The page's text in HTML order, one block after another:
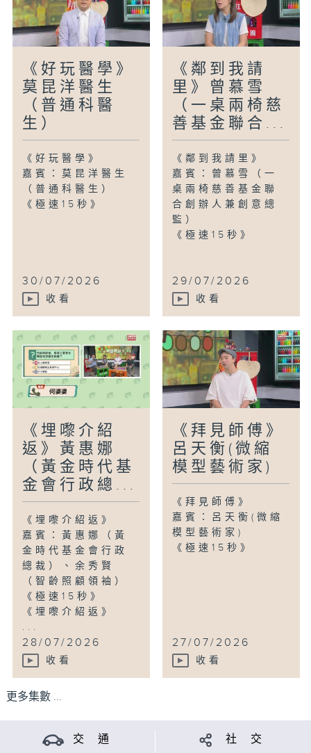
《好玩醫學》
莫昆洋醫生
（普通科醫
生）
《好玩醫學》
嘉賓：莫昆洋醫生
（普通科醫生）
《極速15秒》
30/07/2026
收看
《鄰到我請
里》曾慕雪
（一桌兩椅慈
善基金聯合...
《鄰到我請里》
嘉賓：曾慕雪（一
桌兩椅慈善基金聯
合創辦人兼創意總
監）
《極速15秒》
29/07/2026
收看
《埋嚟介紹
返》黃惠娜
（黃金時代基
金會行政總...
《埋嚟介紹返》
嘉賓：黃惠娜（黃
金時代基金會行政
總裁）、余秀賢
（智齡照顧領袖）
《極速15秒》
《埋嚟介紹返》
...
28/07/2026
收看
《拜見師傅》
呂天衡(微縮
模型藝術家)
《拜見師傅》
嘉賓：呂天衡(微縮
模型藝術家)
《極速15秒》
27/07/2026
收看
更多集數 ...
交 通 社 交